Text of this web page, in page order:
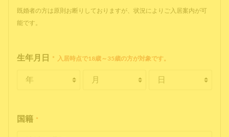
既婚者の方は原則お断りしておりますが、状況によりご入居案内が可
能です。
生年月日 * 入居時点で18歳～35歳の方が対象です。
国籍 *